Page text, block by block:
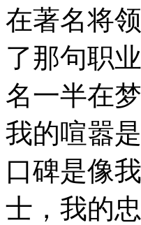
在著名将
了那句职
名一半在
我的喧嚣
口碑是像
士，我的